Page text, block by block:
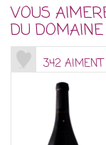
VOUS
DU DOMAINE
342 AIMENT